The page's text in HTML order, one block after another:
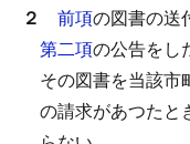
２ 前項の図書の送
第二項の公告をし
その図書を当該市
の請求があつたと